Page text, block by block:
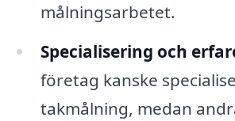
målningsarbetet.
Specialisering och
företag kanske
takmålning, medan